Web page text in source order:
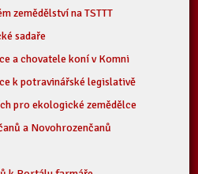
zemědělství na TSTTT
sadaře
a chovatele koní v Komni
k potravinářské legislativě
pro ekologické zemědělce
a Novohrozenčanů